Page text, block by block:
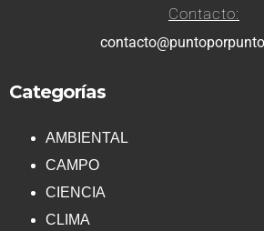
Contacto:
Categorías
AMBIENTAL
CAMPO
CIENCIA
CLIMA